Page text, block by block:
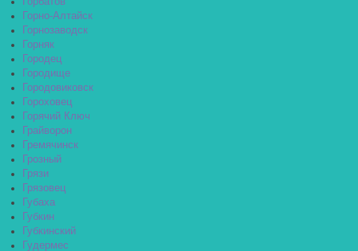
Горно-Алтайск
Горнозаводск
Горняк
Городец
Городище
Городовиковск
Гороховец
Горячий Ключ
Грайворон
Гремячинск
Грозный
Грязи
Грязовец
Губаха
Губкин
Губкинский
Гудермес